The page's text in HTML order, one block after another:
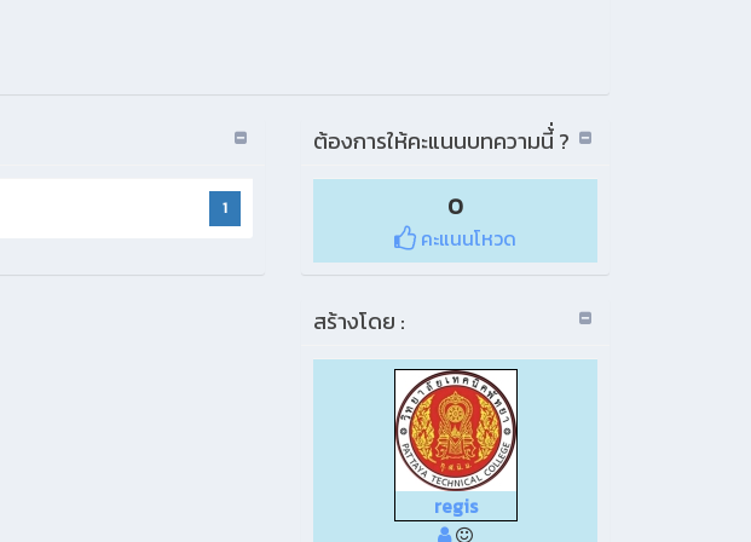
1
ต้องการให้คะแนนบทความนี้่ ?
0
คะแนนโหวด
สร้างโดย :
regis